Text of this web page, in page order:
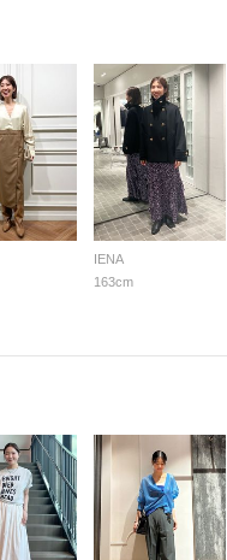
IENA
163cm